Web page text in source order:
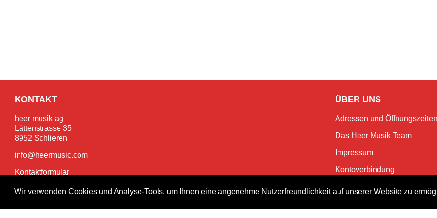
Wir verwenden Cookies und Analyse-Tools, um Ihnen eine angenehme Nutzerfreundlichkeit auf unserer Website zu
KONTAKT
heer musik ag
Lättenstrasse 35
8952 Schlieren
info@heermusic.com
Kontaktformular
ÜBER UNS
Adressen und Öffnungszeiten
Das Heer Musik Team
Impressum
Kontoverbindung
Jobs